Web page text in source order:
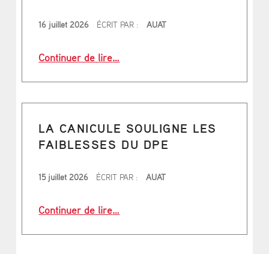
16 juillet 2026 ÉCRIT PAR : AUAT
Continuer de lire…
LA CANICULE SOULIGNE LES
FAIBLESSES DU DPE
15 juillet 2026 ÉCRIT PAR : AUAT
Continuer de lire…